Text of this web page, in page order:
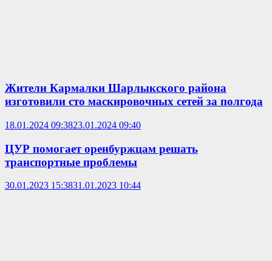
Жители Кармалки Шарлыкского района
изготовили сто маскировочных сетей за полгода
18.01.2024 09:3823.01.2024 09:40
ЦУР помогает оренбуржцам решать
транспортные проблемы
30.01.2023 15:3831.01.2023 10:44